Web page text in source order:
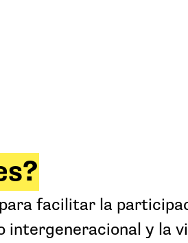
facilitar la
intergeneracional y la